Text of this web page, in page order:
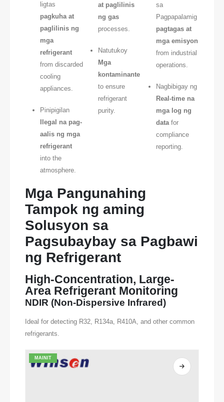
ligtas
pagkuha at
paglilinis ng
mga
refrigerant
from discarded
cooling
appliances.
Pinipigilan
Ilegal na pag-
aalis ng mga
refrigerant
into the
atmosphere.
at paglilinis
ng gas
processes.
Natutukoy
Mga
kontaminante
to ensure
refrigerant
purity.
sa
Pagpapalamig
pagtagas at
mga emisyon
from industrial
operations.
Nagbibigay ng
Real-time na
mga log ng
data for
compliance
reporting.
Mga Pangunahing
Tampok ng aming
Solusyon sa
Pagsubaybay sa Pagbawi
ng Refrigerant
High-Concentration, Large-
Area Refrigerant Monitoring
NDIR (Non-Dispersive Infrared)
Ideal for detecting R32, R134a, R410A, and other common
refrigerants.
MAINIT